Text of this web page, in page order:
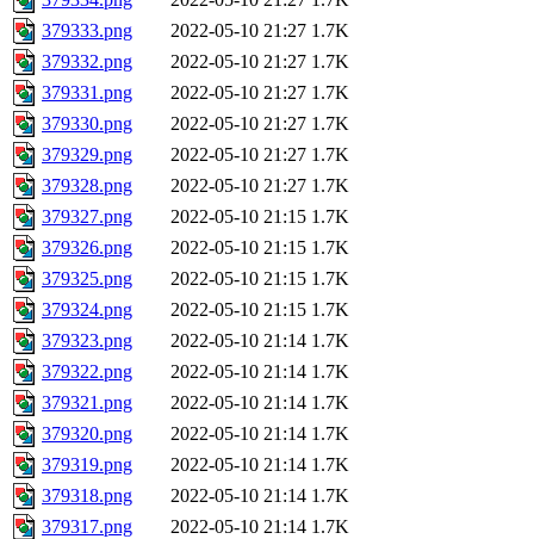
379333.png
2022-05-10 21:27 1.7K
379332.png
2022-05-10 21:27 1.7K
379331.png
2022-05-10 21:27 1.7K
379330.png
2022-05-10 21:27 1.7K
379329.png
2022-05-10 21:27 1.7K
379328.png
2022-05-10 21:27 1.7K
379327.png
2022-05-10 21:15 1.7K
379326.png
2022-05-10 21:15 1.7K
379325.png
2022-05-10 21:15 1.7K
379324.png
2022-05-10 21:15 1.7K
379323.png
2022-05-10 21:14 1.7K
379322.png
2022-05-10 21:14 1.7K
379321.png
2022-05-10 21:14 1.7K
379320.png
2022-05-10 21:14 1.7K
379319.png
2022-05-10 21:14 1.7K
379318.png
2022-05-10 21:14 1.7K
379317.png
2022-05-10 21:14 1.7K